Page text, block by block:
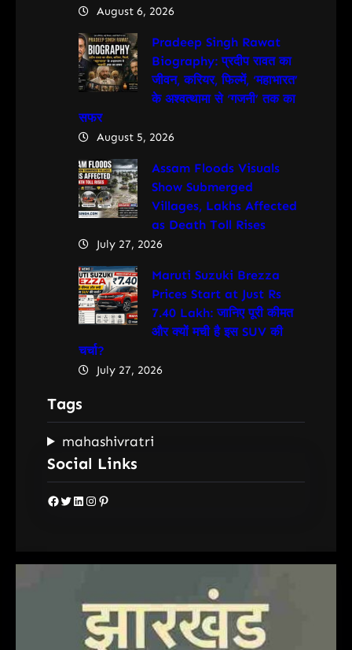
August 6, 2026
Pradeep Singh Rawat
Biography: प्रदीप रावत का
जीवन, करियर, फिल्में, ‘महाभारत’
के अश्वत्थामा से ‘गजनी’ तक का
सफर
August 5, 2026
Assam Floods Visuals
Show Submerged
Villages, Lakhs Affected
as Death Toll Rises
July 27, 2026
Maruti Suzuki Brezza
Prices Start at Just Rs
7.40 Lakh: जानिए पूरी कीमत
और क्यों मची है इस SUV की
चर्चा?
July 27, 2026
Tags
mahashivratri
Social Links
Facebook Twitter LinkedIn Instagram Pinterest